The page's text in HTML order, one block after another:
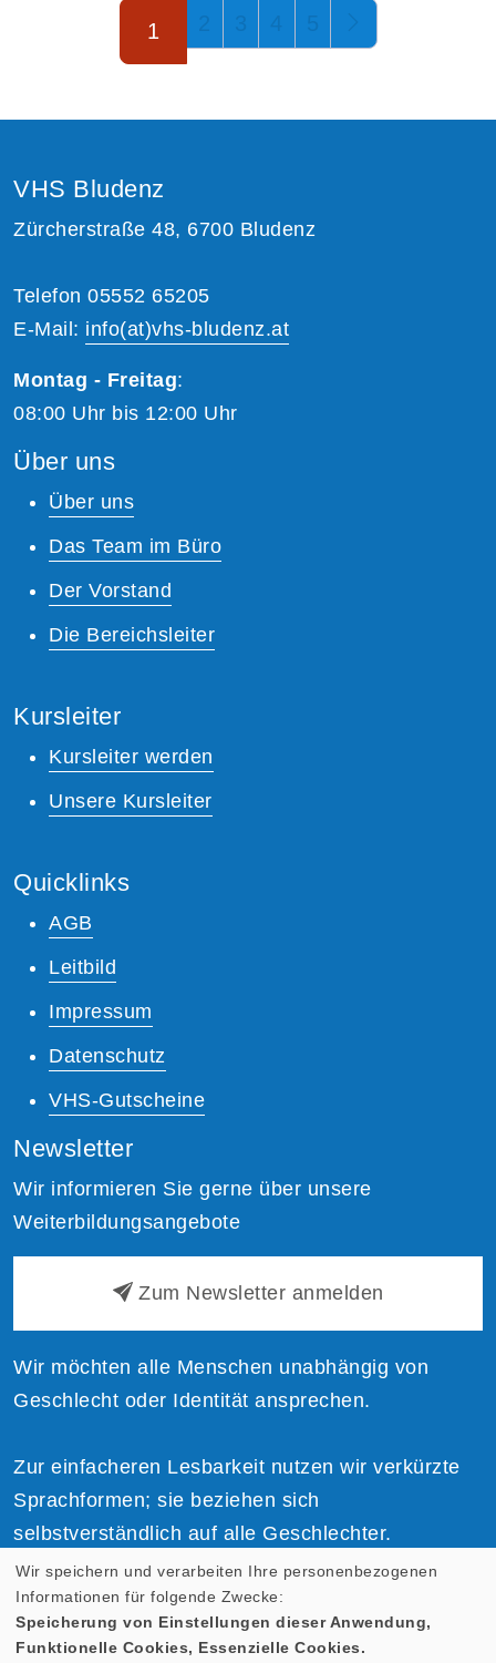
Seite 1 von 5
1 2 3 4 5
VHS Bludenz
Zürcherstraße 48, 6700 Bludenz
Telefon 05552 65205
E-Mail: info(at)vhs-bludenz.at
Montag - Freitag:
08:00 Uhr bis 12:00 Uhr
Über uns
Über uns
Das Team im Büro
Der Vorstand
Die Bereichsleiter
Kursleiter
Kursleiter werden
Unsere Kursleiter
Quicklinks
AGB
Leitbild
Impressum
Datenschutz
VHS-Gutscheine
Newsletter
Wir informieren Sie gerne über unsere
Weiterbildungsangebote
Zum Newsletter anmelden
Wir möchten alle Menschen unabhängig von
Geschlecht oder Identität ansprechen.
Zur einfacheren Lesbarkeit nutzen wir verkürzte
Sprachformen; sie beziehen sich
selbstverständlich auf alle Geschlechter.
Cookie Einstellungen
Wir speichern und verarbeiten Ihre personenbezogenen
Informationen für folgende Zwecke:
Speicherung von Einstellungen dieser Anwendung,
Funktionelle Cookies, Essenzielle Cookies.